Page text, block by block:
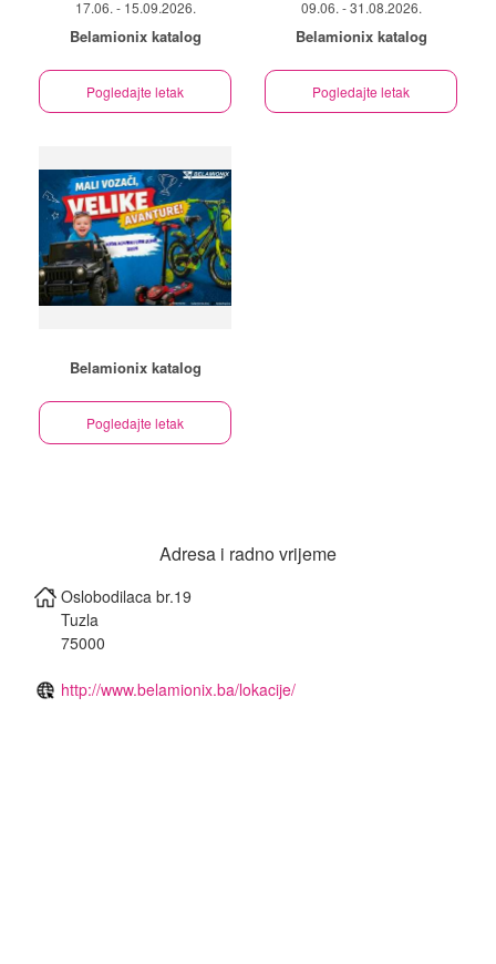
17.06. - 15.09.2026.
Belamionix katalog
Pogledajte letak
09.06. - 31.08.2026.
Belamionix katalog
Pogledajte letak
Belamionix katalog
Pogledajte letak
Adresa i radno vrijeme
Oslobodilaca br.19
Tuzla
75000
http://www.belamionix.ba/lokacije/